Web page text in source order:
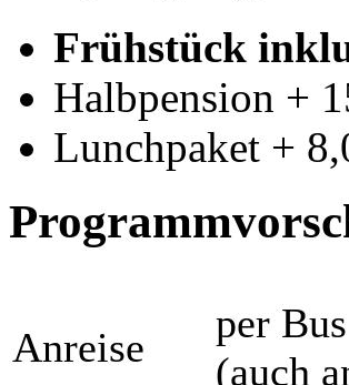
Frühstück
Halbpension +
Lunchpaket +
Anreise
per
(auch